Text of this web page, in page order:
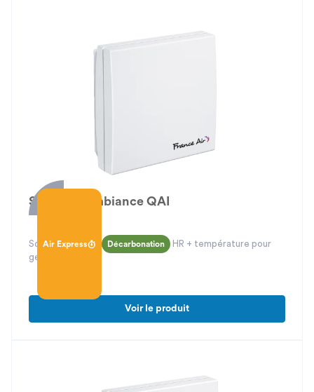
Air Express Décarbonation
Sondes d'ambiance QAI
Sondes d’ambiance COV + CO2 + HR + température pour
gestion QAI
Voir le produit